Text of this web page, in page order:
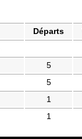
Départs
5
5
1
1